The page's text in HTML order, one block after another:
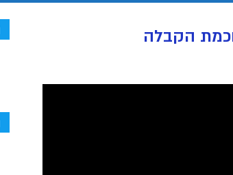
הקבלה